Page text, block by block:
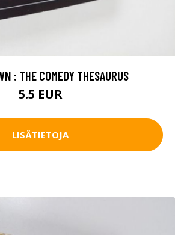
: THE COMEDY THESAURUS
5.5 EUR
LISÄTIETOJA